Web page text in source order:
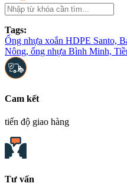
Tags:
Ống nhựa xoắn HDPE Santo,
Nông, ống nhựa Bình Minh,
Cam kết
tiến độ giao hàng
Tư vấn